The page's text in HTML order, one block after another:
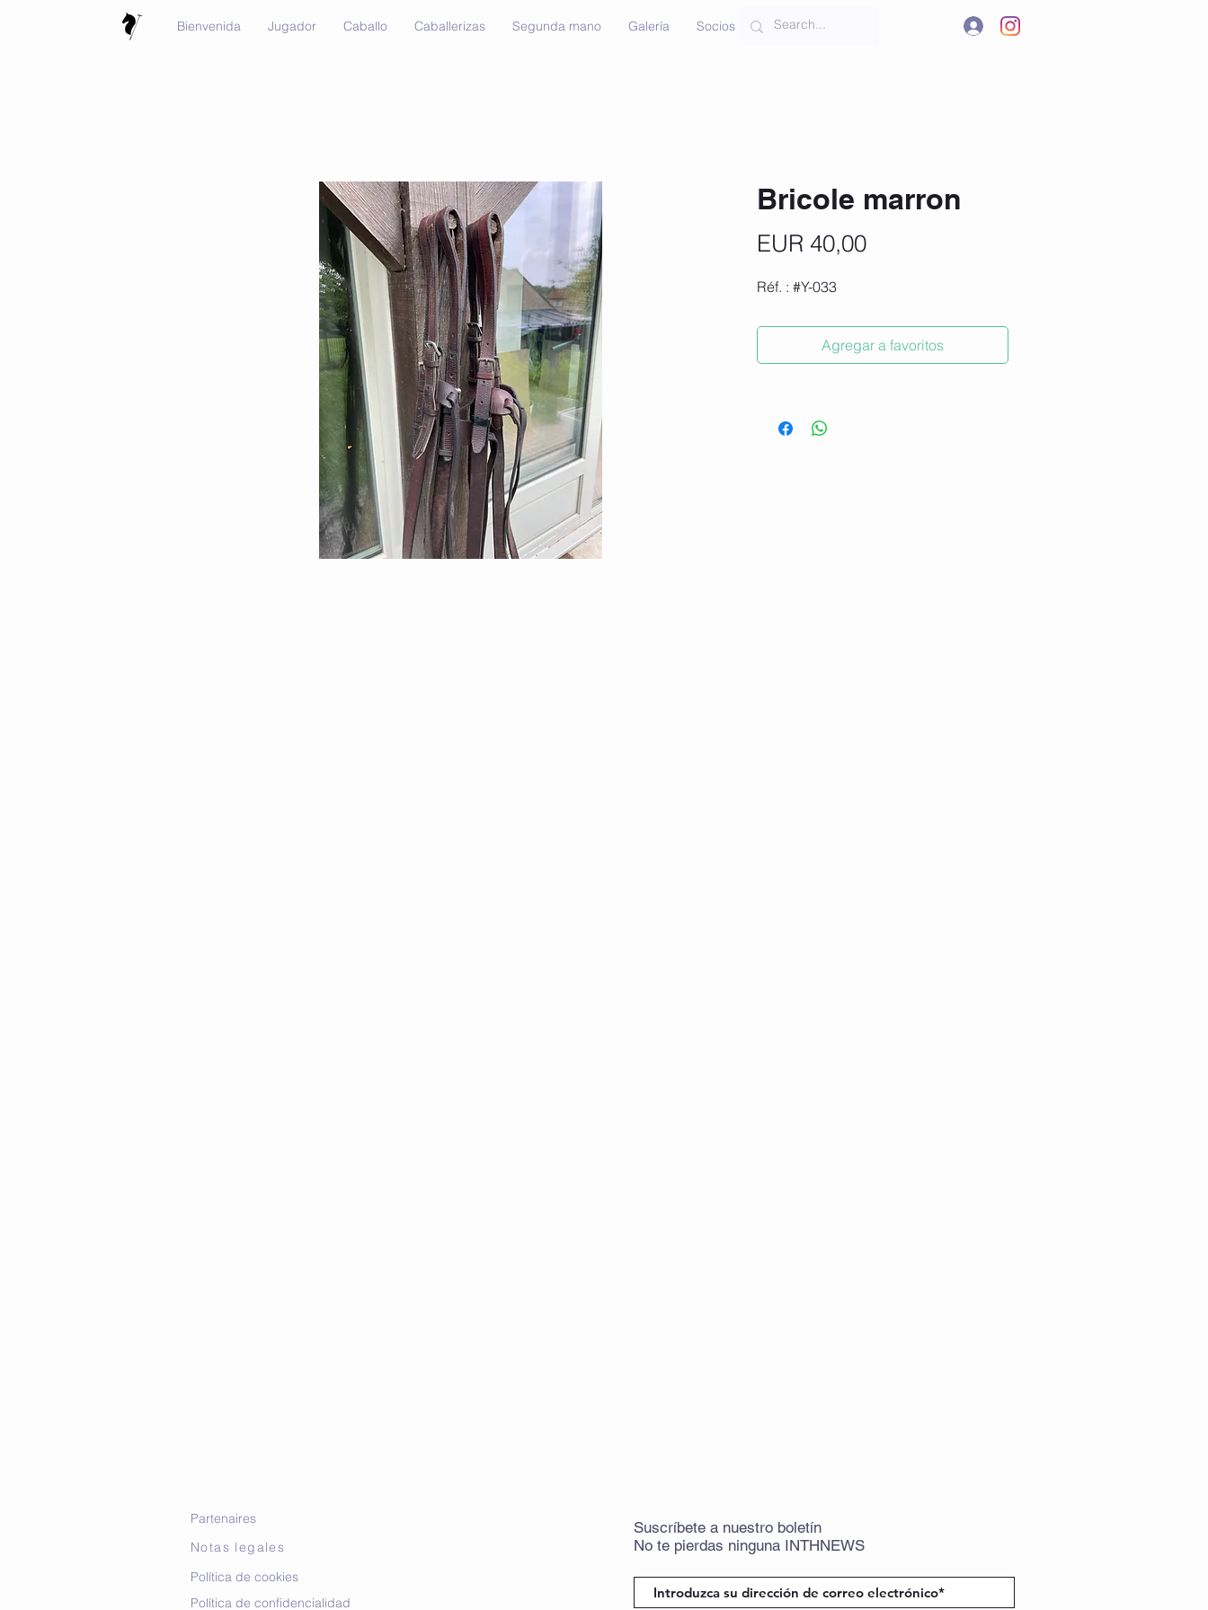
Bienvenida Jugador Caballo Caballerizas Segunda mano Galería Socios Contactar .
Bricole marron
EUR 40,00Precio
Réf. : #Y-033
Agregar a favoritos
Partenaires
Notas legales
Política de cookies
Política de confidencialidad
Suscríbete a nuestro boletín
No te pierdas ninguna INTHNEWS